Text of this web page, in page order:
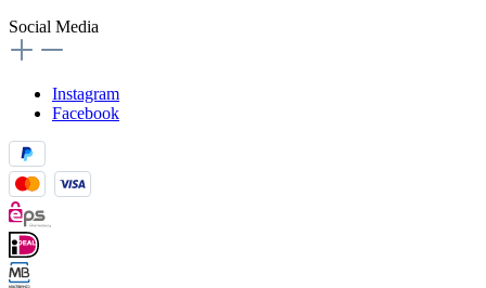
Social Media
Instagram
Facebook